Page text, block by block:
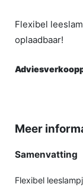
Flexibel
oplaadbaar!
Meer
Samenvatting
Flexibel